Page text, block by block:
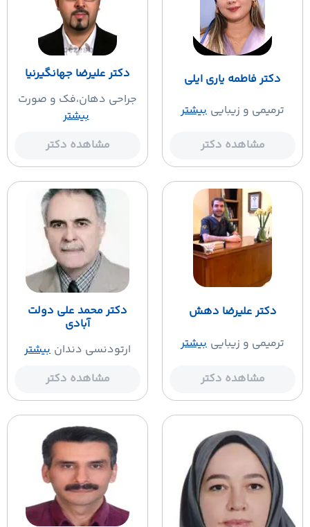
دکتر فاطمه یاری ایلی
ترمیمی و زیبایی بیشتر
مشاهده دکتر
دکتر علیرضا جهانگیرنیا
جراحی دهان،فک و صورت
بیشتر
مشاهده دکتر
دکتر علیرضا دهش
ترمیمی و زیبایی بیشتر
مشاهده دکتر
دکتر محمد علی دولت
آبادی
ارتودنسی دندان بیشتر
مشاهده دکتر